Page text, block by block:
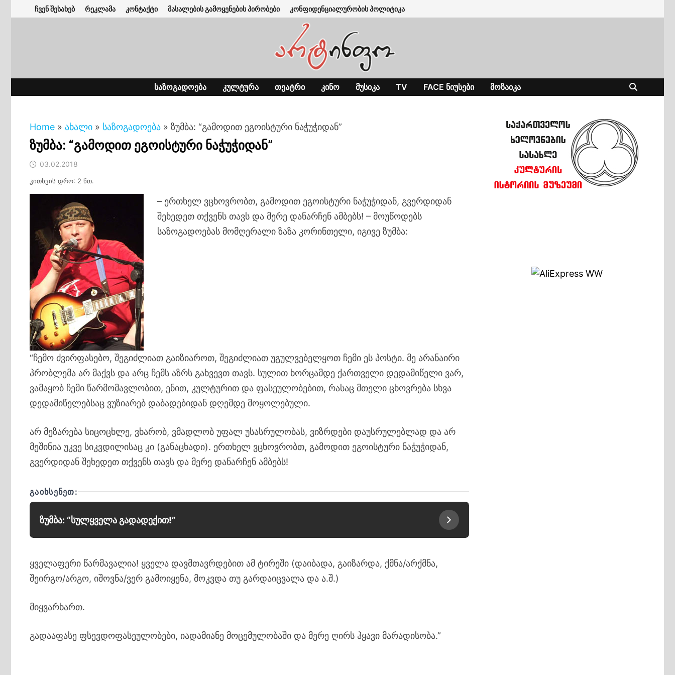
to
ჩვენ შესახებ რეკლამა კონტაქტი მასალების გამოყენების პირობები კონფიდენციალურობის პოლიტიკა
ᲡᲐᲖᲝᲒᲐᲓᲝᲔᲑᲐ ᲙᲣᲚᲢᲣᲠᲐ ᲗᲔᲐᲢᲠᲘ ᲙᲘᲜᲝ ᲛᲣᲡᲘᲙᲐ TV FACE ᲜᲘᲣᲡᲔᲑᲘ ᲛᲝᲖᲐᲘᲙᲐ
Home » ახალი » საზოგადოება » ზუმბა: “გამოდით ეგოისტური ნაჭუჭიდან”
ზუმბა: “გამოდით ეგოისტური ნაჭუჭიდან”
03.02.2018
კითხვის დრო: 2 წთ.
– ერთხელ ვცხოვრობთ, გამოდით ეგოისტური ნაჭუჭიდან, გვერდიდან
შეხედეთ თქვენს თავს და მერე დანარჩენ ამბებს! – მოუწოდებს
საზოგადოებას მომღერალი ზაზა კორინთელი, იგივე ზუმბა:
“ჩემო ძვირფასებო, შეგიძლიათ გაიზიაროთ, შეგიძლიათ უგულვებელყოთ ჩემი ეს პოსტი. მე არანაირი
პრობლემა არ მაქვს და არც ჩემს აზრს გახვევთ თავს. სულით ხორცამდე ქართველი დედამიწელი ვარ,
ვამაყობ ჩემი წარმომავლობით, ენით, კულტურით და ფასეულობებით, რასაც მთელი ცხოვრება სხვა
დედამიწელებსაც ვუზიარებ დაბადებიდან დღემდე მოყოლებული.
არ მეზარება სიცოცხლე, ვხარობ, ვმადლობ უფალ უსასრულობას, ვიზრდები დაუსრულებლად და არ
მეშინია უკვე სიკვდილისაც კი (განაცხადი). ერთხელ ვცხოვრობთ, გამოდით ეგოისტური ნაჭუჭიდან,
გვერდიდან შეხედეთ თქვენს თავს და მერე დანარჩენ ამბებს!
ᲒᲐᲘᲮᲡᲔᲜᲔᲗ:
ზუმბა: “სულყველა გადადექით!”
ყველაფერი წარმავალია! ყველა დავმთავრდებით ამ ტირეში (დაიბადა, გაიზარდა, ქმნა/არქმნა,
შეირგო/არგო, იშოვნა/ვერ გამოიყენა, მოკვდა თუ გარდაიცვალა და ა.შ.)
მიყვარხართ.
გადააფასე ფსევდოფასეულობები, იადამიანე მოცემულობაში და მერე ღირს ჰყავი მარადისობა.”